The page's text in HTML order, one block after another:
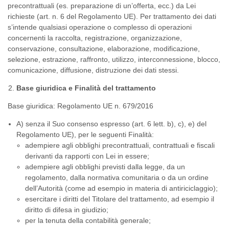
precontrattuali (es. preparazione di un’offerta, ecc.) da Lei
richieste (art. n. 6 del Regolamento UE). Per trattamento dei dati
s’intende qualsiasi operazione o complesso di operazioni
concernenti la raccolta, registrazione, organizzazione,
conservazione, consultazione, elaborazione, modificazione,
selezione, estrazione, raffronto, utilizzo, interconnessione, blocco,
comunicazione, diffusione, distruzione dei dati stessi.
Base giuridica e Finalità del trattamento
Base giuridica: Regolamento UE n. 679/2016
A) senza il Suo consenso espresso (art. 6 lett. b), c), e) del
Regolamento UE), per le seguenti Finalità:
adempiere agli obblighi precontrattuali, contrattuali e fiscali
derivanti da rapporti con Lei in essere;
adempiere agli obblighi previsti dalla legge, da un
regolamento, dalla normativa comunitaria o da un ordine
dell’Autorità (come ad esempio in materia di antiriciclaggio);
esercitare i diritti del Titolare del trattamento, ad esempio il
diritto di difesa in giudizio;
per la tenuta della contabilità generale;